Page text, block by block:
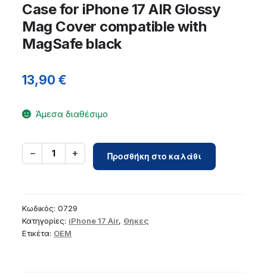
Case for iPhone 17 AIR Glossy
Mag Cover compatible with
MagSafe black
13,90€
Άμεσα διαθέσιμο
− 1 +
Case
for
Glossy
Προσθήκη στο καλάθι
Κωδικός:0729
Κατηγορίες: iPhone 17 Air, Θήκες
Ετικέτα: OEM